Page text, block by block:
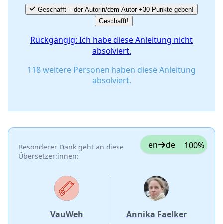
Geschafft – der Autorin/dem Autor +30 Punkte geben!
Geschafft!
Rückgängig: Ich habe diese Anleitung nicht
absolviert.
118 weitere Personen haben diese Anleitung
absolviert.
Besonderer Dank geht an diese
Übersetzer:innen:
en de 100%
VauWeh Annika Faelker